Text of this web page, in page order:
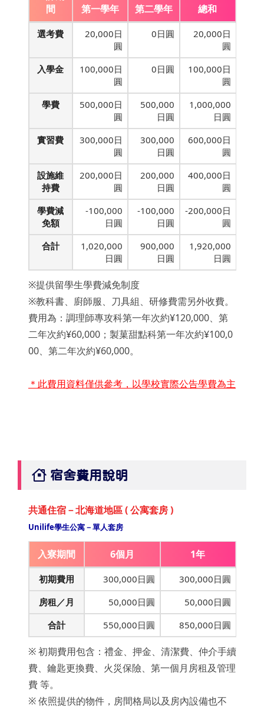
間
第一學年 第二學年 總和
選考費
20,000日
圓
0日圓
20,000日
圓
入學金
100,000日
圓
0日圓
100,000日
圓
學費
500,000日
圓
500,000
日圓
1,000,000
日圓
實習費
300,000日
圓
300,000
日圓
600,000日
圓
設施維
持費
200,000日
圓
200,000
日圓
400,000日
圓
學費減
免額
-100,000
日圓
-100,000
日圓
-200,000日
圓
合計
1,020,000
日圓
900,000
日圓
1,920,000
日圓
※提供留學生學費減免制度
※教科書、廚師服、刀具組、研修費需另外收費。
費用為：調理師專攻科第一年次約¥120,000、第
二年次約¥60,000；製菓甜點科第一年次約¥100,0
00、第二年次約¥60,000。
＊此費用資料僅供參考，以學校實際公告學費為主
宿舍費用說明
共通住宿－北海道地區 ( 公寓套房 )
Unilife學生公寓－單人套房
入寮期間 6個月 1年
初期費用 300,000日圓
300,000日圓
房租／月
50,000日圓
50,000日圓
合計
550,000日圓 850,000日圓
※ 初期費用包含：禮金、押金、清潔費、仲介手續
費、鑰匙更換費、火災保險、第一個月房租及管理
費 等。
※ 依照提供的物件，房間格局以及房內設備也不